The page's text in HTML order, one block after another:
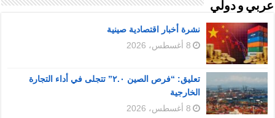
عربي و دولي
نشرة أخبار اقتصادية صينية
8 أغسطس، 2026
تعليق: “فرص الصين ٢.٠” تتجلى في أداء التجارة
الخارجية
8 أغسطس، 2026